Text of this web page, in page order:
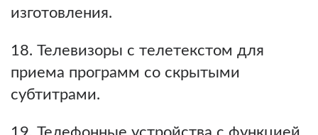
изготовления.
18. Телевизоры с телетекстом для
приема программ со скрытыми
субтитрами.